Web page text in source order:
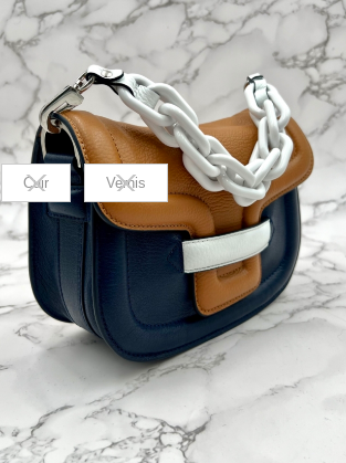
★★ ★ ★ ★
Matière
Cuir Vernis
Couleurs
Choisir une option